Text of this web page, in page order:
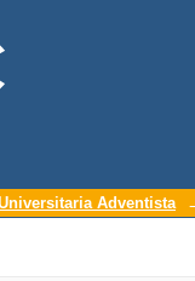
Adventista